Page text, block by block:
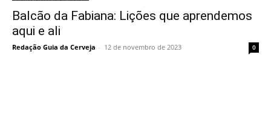
Balcão da Fabiana: Lições que aprendemos
aqui e ali
Redação Guia da Cerveja - 12 de novembro de 2023 0